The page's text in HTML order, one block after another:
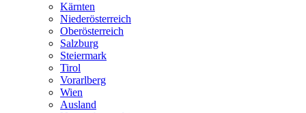
Kärnten
Niederösterreich
Oberösterreich
Salzburg
Steiermark
Tirol
Vorarlberg
Wien
Ausland